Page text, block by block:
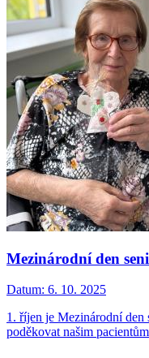
Mezinárodní den
Datum: 6. 10. 2025
1. říjen je Mezinárodní den
poděkovat našim